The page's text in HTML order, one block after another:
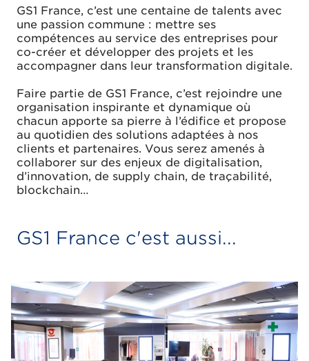
GS1 France, c’est une centaine de talents avec
une passion commune : mettre ses
compétences au service des entreprises pour
co-créer et développer des projets et les
accompagner dans leur transformation digitale.
Faire partie de GS1 France, c’est rejoindre une
organisation inspirante et dynamique où
chacun apporte sa pierre à l’édifice et propose
au quotidien des solutions adaptées à nos
clients et partenaires. Vous serez amenés à
collaborer sur des enjeux de digitalisation,
d’innovation, de supply chain, de traçabilité,
blockchain…
GS1 France c'est aussi...